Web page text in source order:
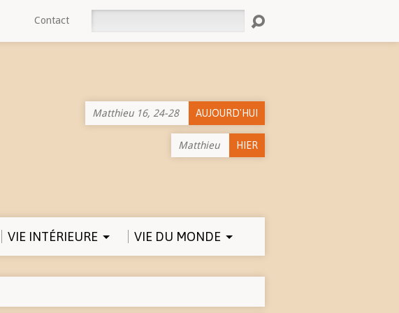
Contact
Matthieu 16, 24-28 AUJOURD'HUI
Matthieu HIER
VIE INTÉRIEURE VIE DU MONDE